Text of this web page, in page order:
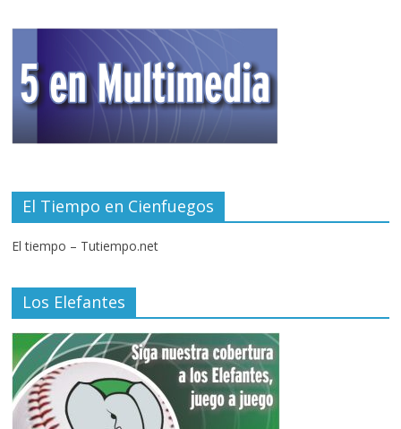
El Tiempo en Cienfuegos
El tiempo – Tutiempo.net
Los Elefantes